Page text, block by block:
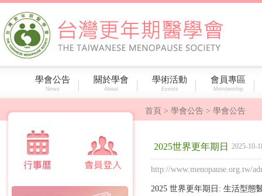
學會公告
News
關於學會
About
學術活動
Events
會員專區
Membership
首頁 > 學會公告 > 學會公告
2025世界更年期日 2025-10-
http://www.menopause.org.tw/
2025 世界更年期日: 生活型態